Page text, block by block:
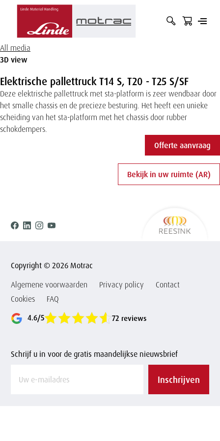
Overslaan
en naar
de
inhoud
gaan
Hoofdnavigatie
Zoek
zoekbalkopen
All media
3D view
Elektrische pallettruck T14 S, T20 - T25 S/SF
Deze elektrische pallettruck met sta-platform is zeer wendbaar door
het smalle chassis en de precieze besturing. Het heeft een unieke
scheiding van het sta-platform met het chassis door rubber
schokdempers.
Offerte aanvraag
Bekijk in uw ruimte (AR)
Facebook
LinkedinInstagram
Youtube
Copyright © 2026 Motrac
Algemene voorwaarden
Privacy policy
Contact
Cookies
FAQ
4.6/5 72 reviews
Schrijf u in voor de gratis maandelijkse nieuwsbrief
uw
Inschrijven